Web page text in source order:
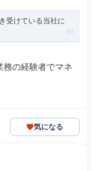
受けている当社に
務の経験者でマネ
気になる